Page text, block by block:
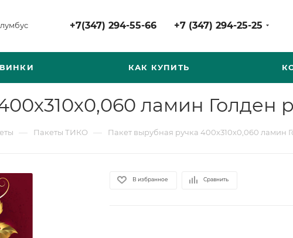
+7(347) 294-55-66 +7 (347) 294-25-25
КАК КУПИТЬ
ламин Голден
— Пакеты ТИКО — Пакет вырубная ручка 400х310х0,060 ламин
В избранное Сравнить